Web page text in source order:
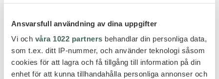
Ansvarsfull användning av dina uppgifter
Vi och våra 1022 partners behandlar din personliga data,
som t.ex. ditt IP-nummer, och använder teknologi såsom
cookies för att lagra och få tillgång till information på din
enhet för att kunna tillhandahålla personliga annonser och